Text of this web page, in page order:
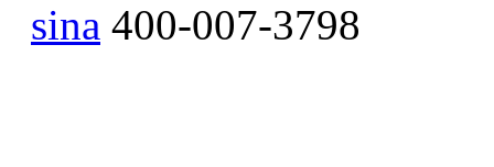
sina 400-007-3798